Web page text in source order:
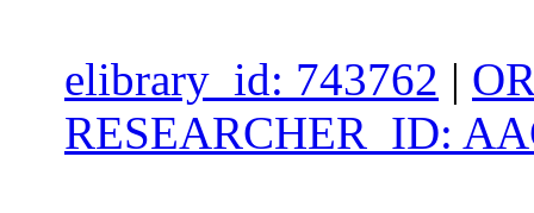
elibrary_id: 743762 |
RESEARCHER_ID: